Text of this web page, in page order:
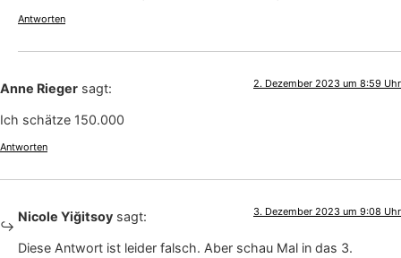
Antworten
Anne Rieger sagt: 2. Dezember 2023 um 8:59 Uhr
Ich schätze 150.000
Antworten
Nicole Yiğitsoy sagt: 3. Dezember 2023 um 9:08 Uhr
Diese Antwort ist leider falsch. Aber schau Mal in das 3.